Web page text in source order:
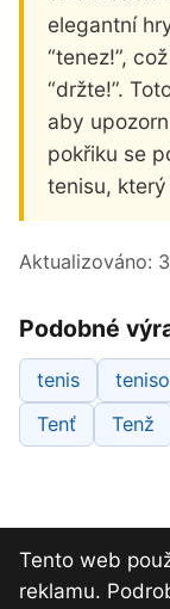
elegantní
“tenez!”,
“držte!”.
aby
pokřiku se
tenisu,
Aktualizováno:
Podobné
tenis
Tenť
Tenž
Tento web
reklamu.